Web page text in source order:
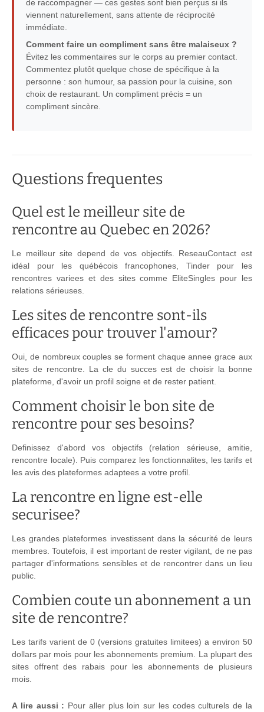
de raccompagner — ces gestes sont bien perçus si ils
viennent naturellement, sans attente de réciprocité
immédiate.
Comment faire un compliment sans être malaiseux ?
Évitez les commentaires sur le corps au premier contact.
Commentez plutôt quelque chose de spécifique à la
personne : son humour, sa passion pour la cuisine, son
choix de restaurant. Un compliment précis = un
compliment sincère.
Questions frequentes
Quel est le meilleur site de
rencontre au Quebec en 2026?
Le meilleur site depend de vos objectifs. ReseauContact est
idéal pour les québécois francophones, Tinder pour les
rencontres variees et des sites comme EliteSingles pour les
relations sérieuses.
Les sites de rencontre sont-ils
efficaces pour trouver l'amour?
Oui, de nombreux couples se forment chaque annee grace aux
sites de rencontre. La cle du succes est de choisir la bonne
plateforme, d'avoir un profil soigne et de rester patient.
Comment choisir le bon site de
rencontre pour ses besoins?
Definissez d'abord vos objectifs (relation sérieuse, amitie,
rencontre locale). Puis comparez les fonctionnalites, les tarifs et
les avis des plateformes adaptees a votre profil.
La rencontre en ligne est-elle
securisee?
Les grandes plateformes investissent dans la sécurité de leurs
membres. Toutefois, il est important de rester vigilant, de ne pas
partager d'informations sensibles et de rencontrer dans un lieu
public.
Combien coute un abonnement a un
site de rencontre?
Les tarifs varient de 0 (versions gratuites limitees) a environ 50
dollars par mois pour les abonnements premium. La plupart des
sites offrent des rabais pour les abonnements de plusieurs
mois.
A lire aussi : Pour aller plus loin sur les codes culturels de la